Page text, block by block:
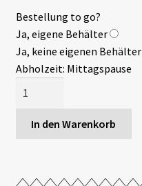
Bestellung to go?
Ja, eigene Behälter
Ja, keine eigenen Behälter
Abholzeit: Mittagspause
carneIn den Warenkorb